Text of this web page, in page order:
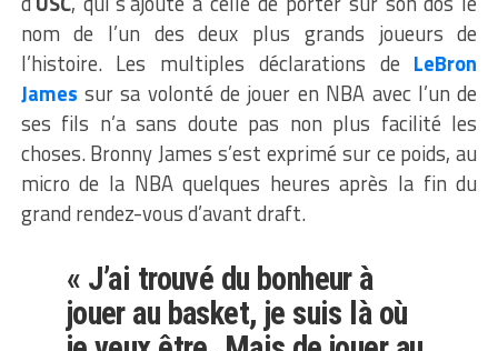
nom de l’un des deux plus grands joueurs de
l’histoire. Les multiples déclarations de LeBron
James sur sa volonté de jouer en NBA avec l’un de
ses fils n’a sans doute pas non plus facilité les
choses. Bronny James s’est exprimé sur ce poids, au
micro de la NBA quelques heures après la fin du
grand rendez-vous d’avant draft.
« J’ai trouvé du bonheur à
jouer au basket, je suis là où